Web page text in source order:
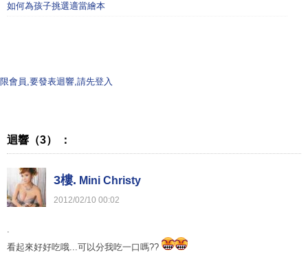
如何為孩子挑選適當繪本
限會員,要發表迴響,請先登入
迴響（3） ：
3樓. Mini Christy
2012/02/10 00:02
.
看起來好好吃哦...可以分我吃一口嗎??